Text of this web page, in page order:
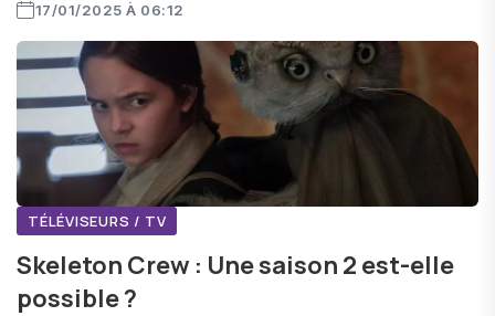
17/01/2025 À 06:12
TÉLÉVISEURS / TV
Skeleton Crew : Une saison 2 est-elle
possible ?